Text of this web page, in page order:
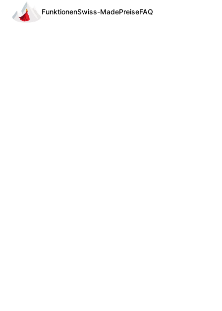
FunktionenSwiss-MadePreiseFAQ